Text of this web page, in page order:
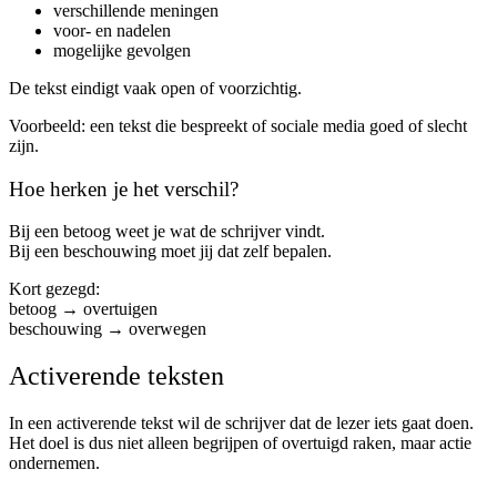
verschillende meningen
voor- en nadelen
mogelijke gevolgen
De tekst eindigt vaak open of voorzichtig.
Voorbeeld: een tekst die bespreekt of sociale media goed of slecht
zijn.
Hoe herken je het verschil?
Bij een betoog weet je wat de schrijver vindt.
Bij een beschouwing moet jij dat zelf bepalen.
Kort gezegd:
betoog → overtuigen
beschouwing → overwegen
Activerende teksten
In een activerende tekst wil de schrijver dat de lezer iets gaat doen.
Het doel is dus niet alleen begrijpen of overtuigd raken, maar actie
ondernemen.